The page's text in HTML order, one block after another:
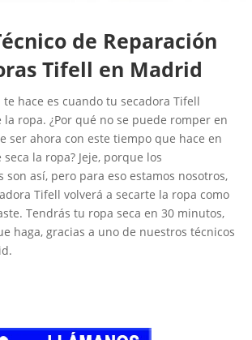
de Reparación
Tifell en Madrid
hace es cuando tu secadora Tifell
ropa. ¿Por qué no se puede romper en
ser ahora con este tiempo que hace en
la ropa? Jeje, porque los
son así, pero para eso estamos nosotros,
Tifell volverá a secarte la ropa como
Tendrás tu ropa seca en 30 minutos,
haga, gracias a uno de nuestros técnicos